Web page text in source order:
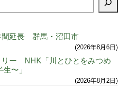
間延長 群馬・沼田市
2026年8月6日
リー NHK「川とひとをみつめ
〜」
2026年8月2日